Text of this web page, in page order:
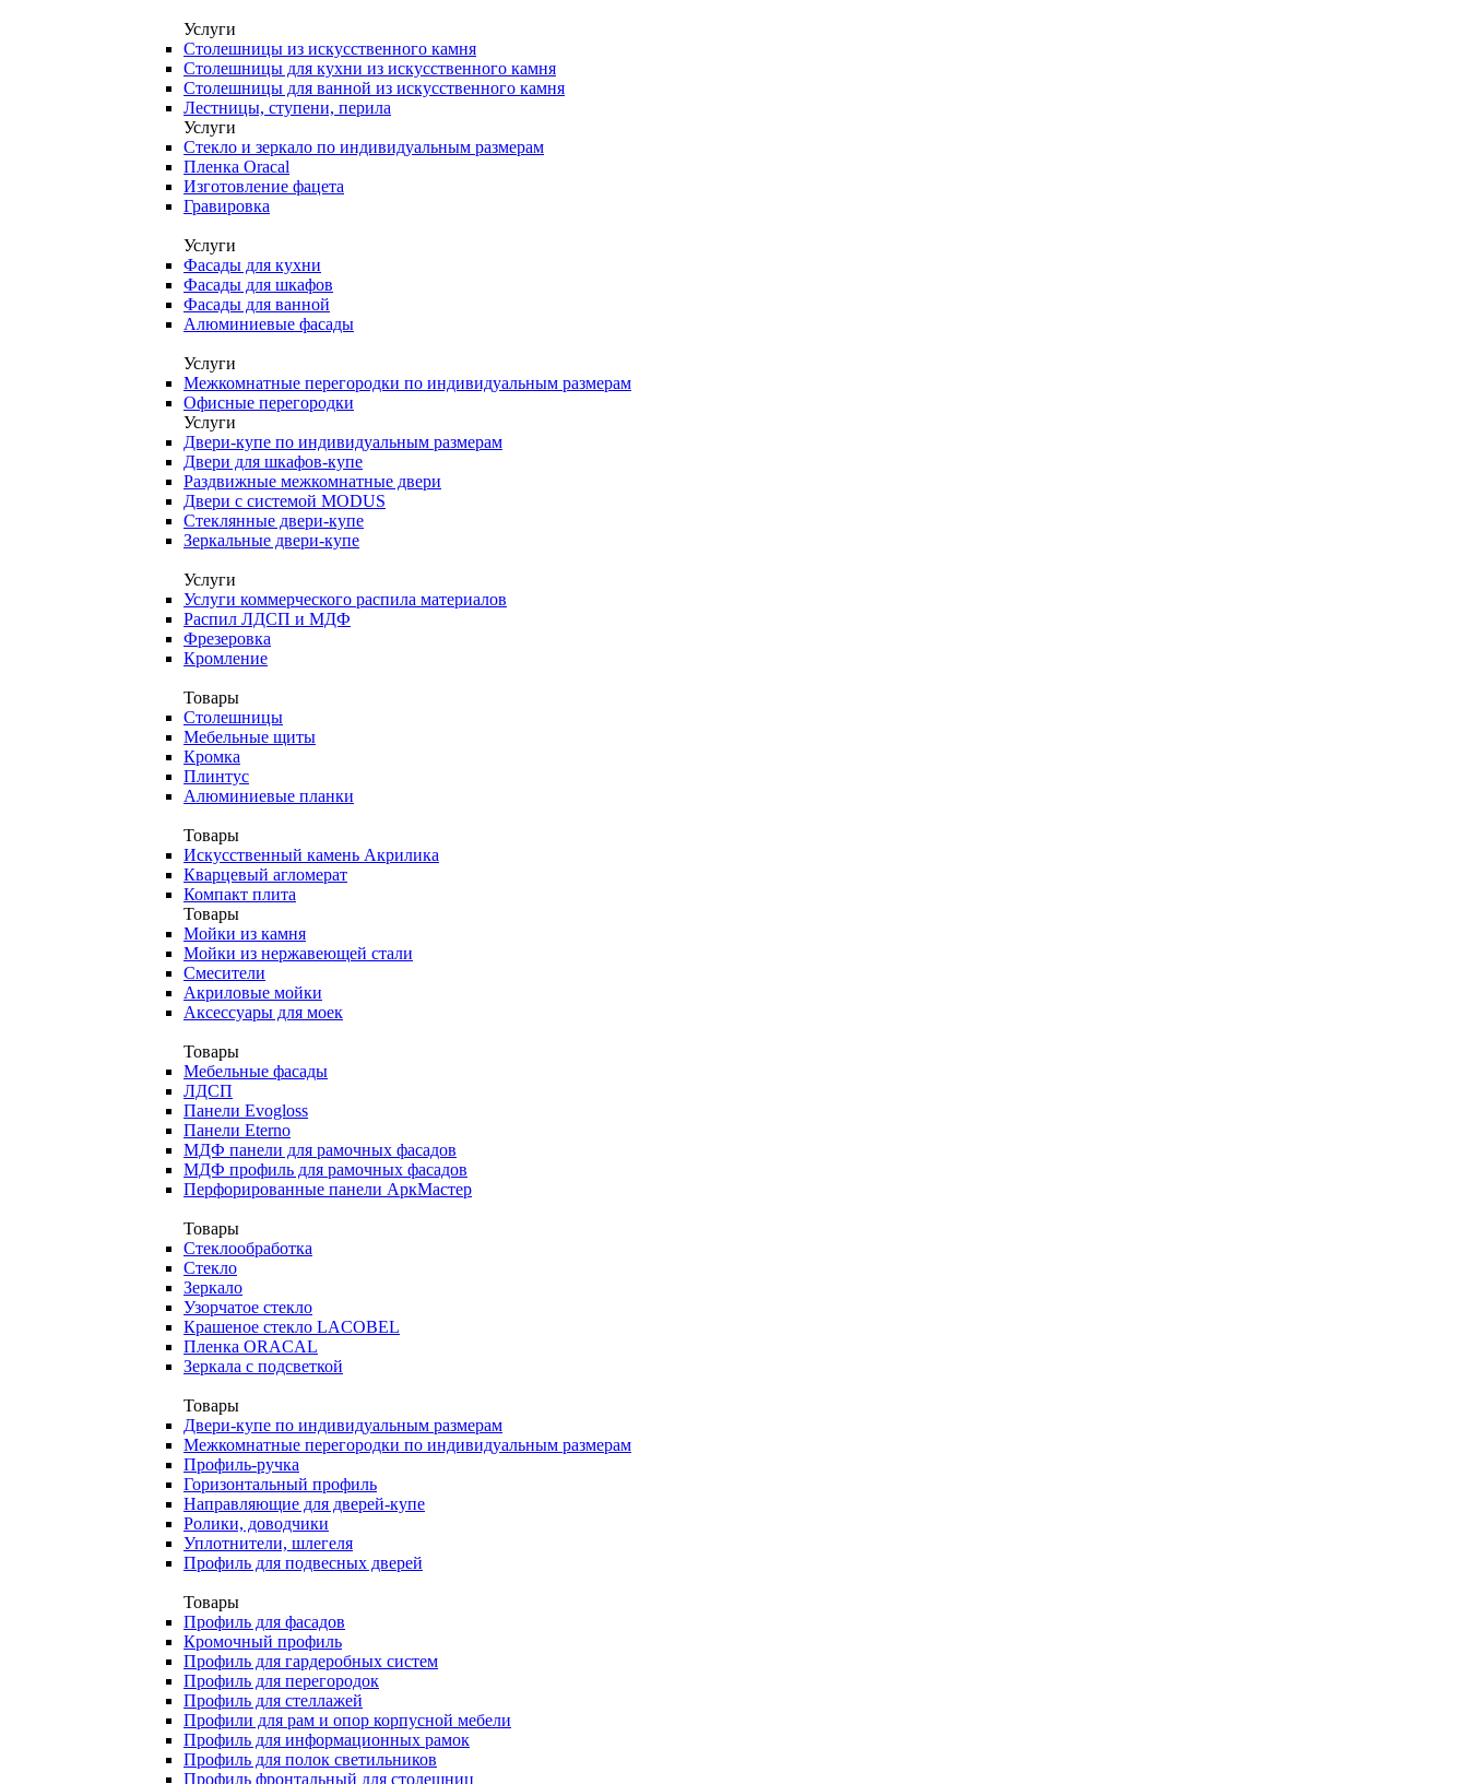
Услуги
Столешницы из искусственного камня
Столешницы для кухни из искусственного камня
Столешницы для ванной из искусственного камня
Лестницы, ступени, перила
Услуги
Стекло и зеркало по индивидуальным размерам
Пленка Oracal
Изготовление фацета
Гравировка
Услуги
Фасады для кухни
Фасады для шкафов
Фасады для ванной
Алюминиевые фасады
Услуги
Межкомнатные перегородки по индивидуальным размерам
Офисные перегородки
Услуги
Двери-купе по индивидуальным размерам
Двери для шкафов-купе
Раздвижные межкомнатные двери
Двери с системой MODUS
Стеклянные двери-купе
Зеркальные двери-купе
Услуги
Услуги коммерческого распила материалов
Распил ЛДСП и МДФ
Фрезеровка
Кромление
Товары
Столешницы
Мебельные щиты
Кромка
Плинтус
Алюминиевые планки
Товары
Искусственный камень Акрилика
Кварцевый агломерат
Компакт плита
Товары
Мойки из камня
Мойки из нержавеющей стали
Смесители
Акриловые мойки
Аксессуары для моек
Товары
Мебельные фасады
ЛДСП
Панели Evogloss
Панели Eterno
МДФ панели для рамочных фасадов
МДФ профиль для рамочных фасадов
Перфорированные панели АркМастер
Товары
Стеклообработка
Стекло
Зеркало
Узорчатое стекло
Крашеное стекло LACOBEL
Пленка ORACAL
Зеркала с подсветкой
Товары
Двери-купе по индивидуальным размерам
Межкомнатные перегородки по индивидуальным размерам
Профиль-ручка
Горизонтальный профиль
Направляющие для дверей-купе
Ролики, доводчики
Уплотнители, шлегеля
Профиль для подвесных дверей
Товары
Профиль для фасадов
Кромочный профиль
Профиль для гардеробных систем
Профиль для перегородок
Профиль для стеллажей
Профили для рам и опор корпусной мебели
Профиль для информационных рамок
Профиль для полок светильников
Профиль фронтальный для столешниц